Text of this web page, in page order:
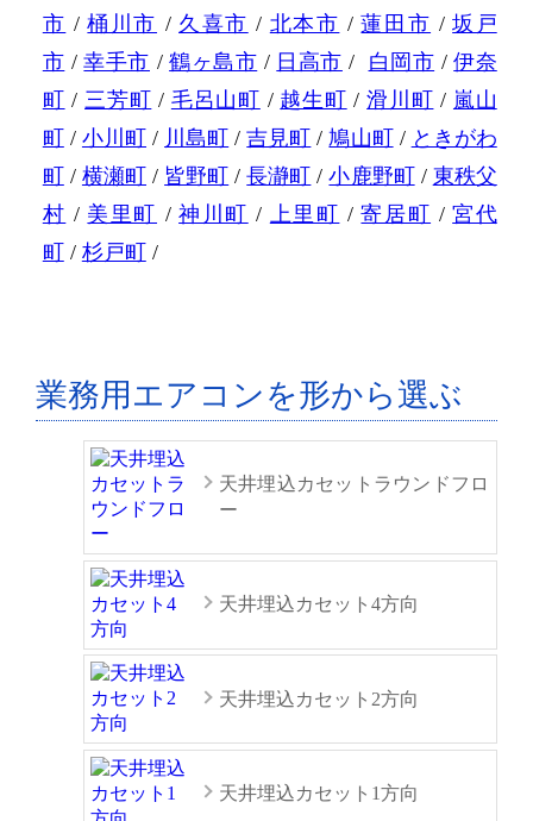
市 /桶川市 / 久喜市 / 北本市 /蓮田市 /坂戸
市 /幸手市 /鶴ヶ島市 / 日高市 / 白岡市 /伊奈
町
/三芳町 / 毛呂山町 / 越生町 /滑川町 / 嵐山
町
/ 小川町 / 川島町 /吉見町 /鳩山町 / ときがわ
町
/ 横瀬町 / 皆野町 /長瀞町 /小鹿野町 / 東秩父
村 / 美里町 /神川町 / 上里町 /寄居町 /宮代
町
/ 杉戸町 /
業務用エアコンを形から選ぶ
天井埋込カセットラウンドフロ
ー
天井埋込カセット4方向
天井埋込カセット2方向
天井埋込カセット1方向